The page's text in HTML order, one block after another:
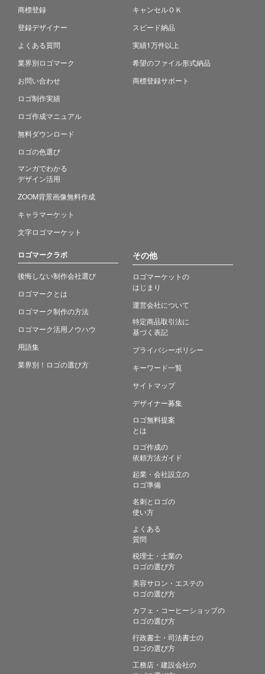
商標登録
登録デザイナー
よくある質問
業界別ロゴマーク
お問い合わせ
ロゴ制作実績
ロゴ作成マニュアル
無料ダウンロード
ロゴの色選び
マンガでわかる
デザイン活用
ZOOM背景画像無料作成
キャラマーケット
文字ロゴマーケット
キャンセルＯＫ
スピード納品
実績1万件以上
希望のファイル形式納品
商標登録サポート
ロゴマークラボ
後悔しない制作会社選び
ロゴマークとは
ロゴマーク制作の方法
ロゴマーク活用ノウハウ
用語集
業界別！ロゴの選び方
その他
ロゴマーケットの
はじまり
運営会社について
特定商品取引法に
基づく表記
プライバシーポリシー
キーワード一覧
サイトマップ
デザイナー募集
ロゴ無料提案
とは
ロゴ作成の
依頼方法ガイド
起業・会社設立の
ロゴ準備
名刺とロゴの
使い方
よくある
質問
税理士・士業の
ロゴの選び方
美容サロン・エステの
ロゴの選び方
カフェ・コーヒーショップの
ロゴの選び方
行政書士・司法書士の
ロゴの選び方
工務店・建設会社の